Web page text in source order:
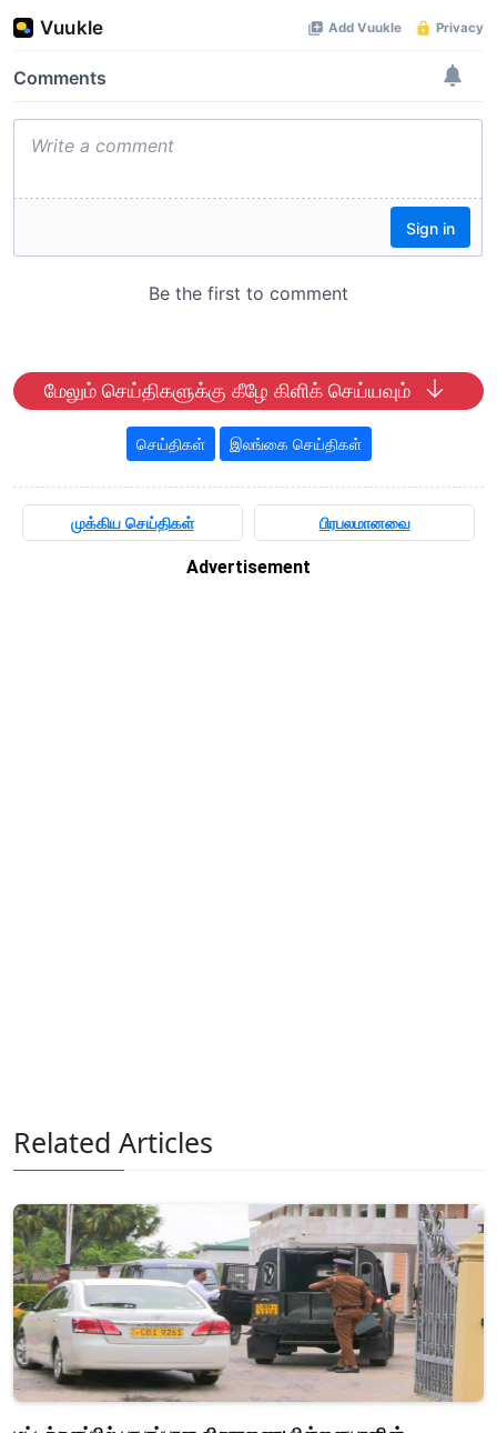
மேலும் செய்திகளுக்கு கீழே கிளிக் செய்யவும்
செய்திகள் இலங்கை செய்திகள்
முக்கிய செய்திகள் பிரபலமானவை
Advertisement
Related Articles